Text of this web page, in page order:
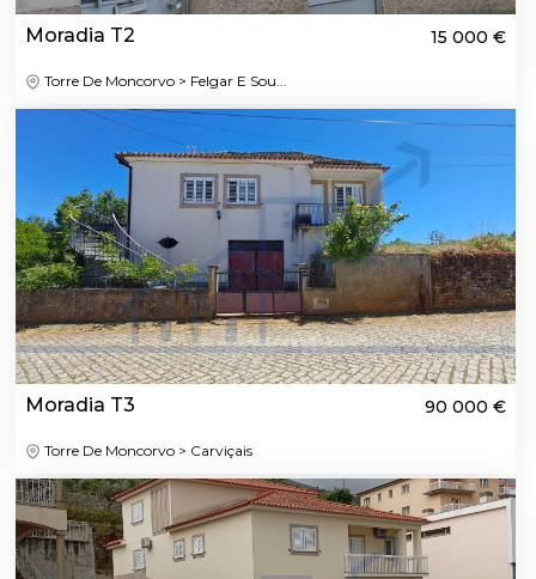
Moradia T2 15 000 €
Torre De Moncorvo > Felgar E Sou...
Moradia T3 90 000 €
Torre De Moncorvo > Carviçais